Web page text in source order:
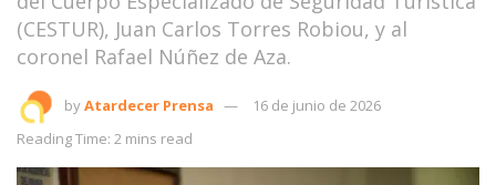
(CESTUR), Juan Carlos Torres Robiou, y al
coronel Rafael Núñez de Aza.
byAtardecer Prensa
16 de junio de 2026
Reading Time: 2 mins read